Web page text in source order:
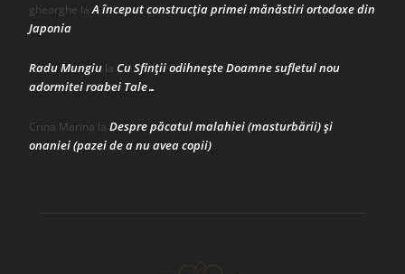
gheorghe laA început construcţia primei mănăstiri ortodoxe din
Japonia
Radu Mungiu la Cu Sfinții odihnește Doamne sufletul nou
adormitei roabei Tale…
Crina Marina la Despre păcatul malahiei (masturbării) şi
onaniei (pazei de a nu avea copii)